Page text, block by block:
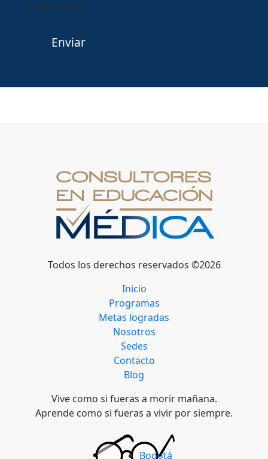
organización.
Enviar
Todos los derechos reservados ©2026
Inicio
Programas
Metas logradas
Nosotros
Sedes
Contacto
Blog
Vive como si fueras a morir mañana.
Aprende como si fueras a vivir por siempre.
Bogotá